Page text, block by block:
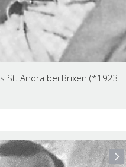
St. Andrä bei Brixen (*1923